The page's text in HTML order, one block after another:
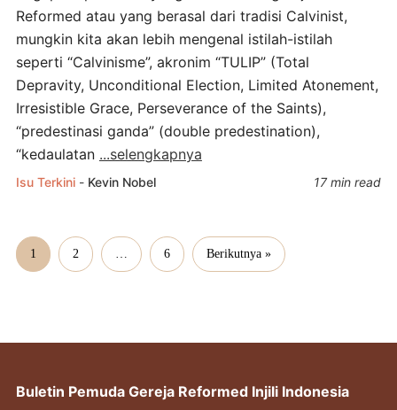
Reformed atau yang berasal dari tradisi Calvinist,
mungkin kita akan lebih mengenal istilah-istilah
seperti “Calvinisme”, akronim “TULIP” (Total
Depravity, Unconditional Election, Limited Atonement,
Irresistible Grace, Perseverance of the Saints),
“predestinasi ganda” (double predestination),
“kedaulatan ...selengkapnya
Isu Terkini - Kevin Nobel 17 min read
1 2 6 Berikutnya »
Buletin Pemuda Gereja Reformed Injili Indonesia